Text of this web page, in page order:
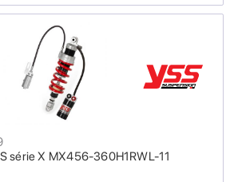
série X MX456-360H1RWL-11